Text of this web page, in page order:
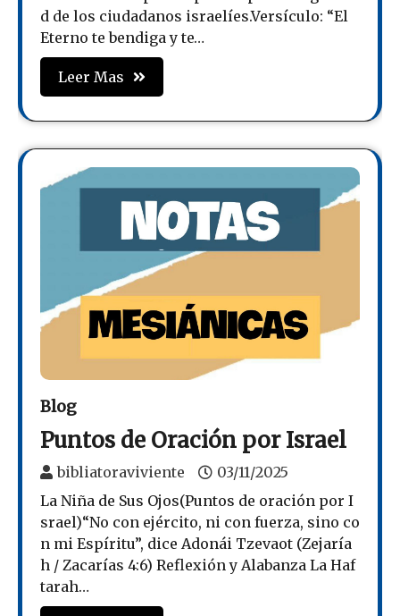
d de los ciudadanos israelíes.Versículo: “El
Eterno te bendiga y te…
Leer Mas
Blog
Puntos de Oración por Israel
bibliatoraviviente
03/11/2025
La Niña de Sus Ojos(Puntos de oración por I
srael)“No con ejército, ni con fuerza, sino co
n mi Espíritu”, dice Adonái Tzevaot (Zejaría
h / Zacarías 4:6) Reflexión y Alabanza La Haf
tarah…